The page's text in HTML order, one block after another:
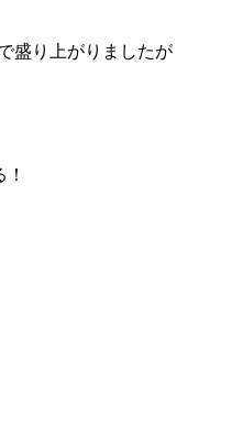
盛り上がりましたが